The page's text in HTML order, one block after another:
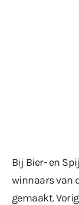
Bij Bier- en
winnaars van
gemaakt.